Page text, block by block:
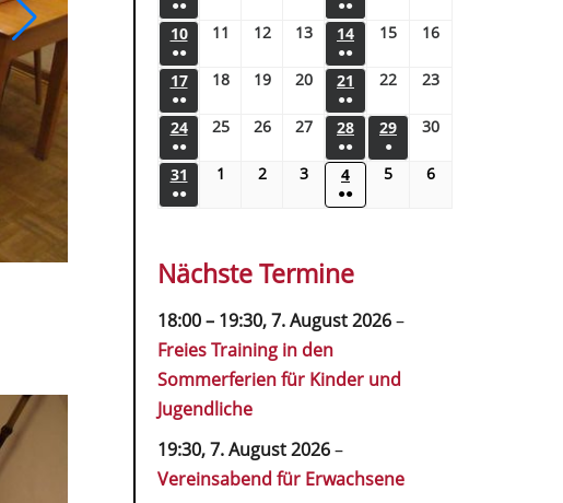
●● ●●
10
●●
11 12 13 14
●●
15 16
17
●●
18 19 20 21
●●
22 23
24
●●
25 26 27 28
●●
29
●
30
31
●●
1 2 3 4
●●
5 6
Nächste Termine
18:00– 19:30,7. August 2026–
Freies Training in den
Sommerferien für Kinder und
Jugendliche
19:30,7. August 2026–
Vereinsabend für Erwachsene